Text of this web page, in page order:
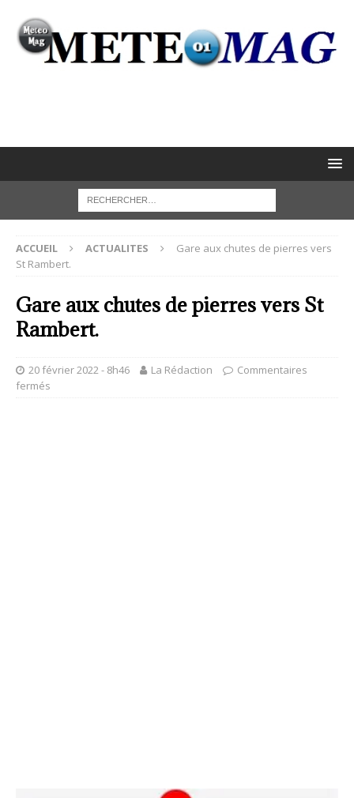
ACCUEIL ACTUALITES
Gare aux chutes de pierres vers
St Rambert.
Gare aux chutes de pierres vers St
Rambert.
20 février 2022 - 8h46 La Rédaction
Commentaires
fermés